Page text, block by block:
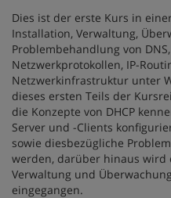
Dies ist der erste Kurs in
Installation, Verwaltung,
Problembehandlung von DNS,
Netzwerkprotokollen, IP-
Netzwerkinfrastruktur unter
dieses ersten Teils der
die Konzepte von DHCP
Server und -Clients
sowie diesbezügliche
werden, darüber hinaus wird
Verwaltung und
eingegangen.